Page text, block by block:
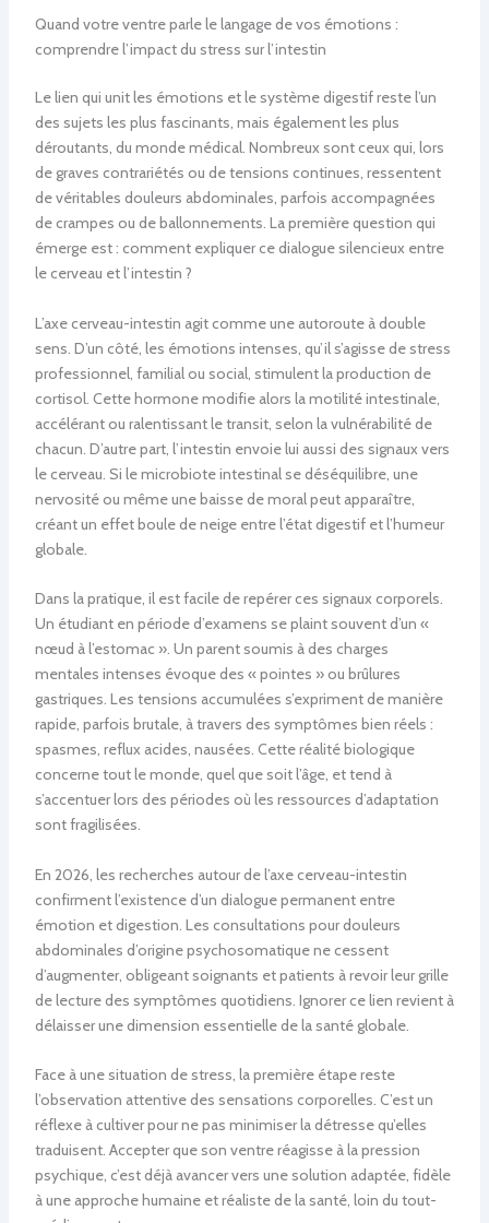
Quand votre ventre parle le langage de vos émotions :
comprendre l’impact du stress sur l’intestin
Le lien qui unit les émotions et le système digestif reste l’un
des sujets les plus fascinants, mais également les plus
déroutants, du monde médical. Nombreux sont ceux qui, lors
de graves contrariétés ou de tensions continues, ressentent
de véritables douleurs abdominales, parfois accompagnées
de crampes ou de ballonnements. La première question qui
émerge est : comment expliquer ce dialogue silencieux entre
le cerveau et l’intestin ?
L’axe cerveau-intestin agit comme une autoroute à double
sens. D’un côté, les émotions intenses, qu’il s’agisse de stress
professionnel, familial ou social, stimulent la production de
cortisol. Cette hormone modifie alors la motilité intestinale,
accélérant ou ralentissant le transit, selon la vulnérabilité de
chacun. D’autre part, l’intestin envoie lui aussi des signaux vers
le cerveau. Si le microbiote intestinal se déséquilibre, une
nervosité ou même une baisse de moral peut apparaître,
créant un effet boule de neige entre l’état digestif et l’humeur
globale.
Dans la pratique, il est facile de repérer ces signaux corporels.
Un étudiant en période d’examens se plaint souvent d’un «
nœud à l’estomac ». Un parent soumis à des charges
mentales intenses évoque des « pointes » ou brûlures
gastriques. Les tensions accumulées s’expriment de manière
rapide, parfois brutale, à travers des symptômes bien réels :
spasmes, reflux acides, nausées. Cette réalité biologique
concerne tout le monde, quel que soit l’âge, et tend à
s’accentuer lors des périodes où les ressources d’adaptation
sont fragilisées.
En 2026, les recherches autour de l’axe cerveau-intestin
confirment l’existence d’un dialogue permanent entre
émotion et digestion. Les consultations pour douleurs
abdominales d’origine psychosomatique ne cessent
d’augmenter, obligeant soignants et patients à revoir leur grille
de lecture des symptômes quotidiens. Ignorer ce lien revient à
délaisser une dimension essentielle de la santé globale.
Face à une situation de stress, la première étape reste
l’observation attentive des sensations corporelles. C’est un
réflexe à cultiver pour ne pas minimiser la détresse qu’elles
traduisent. Accepter que son ventre réagisse à la pression
psychique, c’est déjà avancer vers une solution adaptée, fidèle
à une approche humaine et réaliste de la santé, loin du tout-